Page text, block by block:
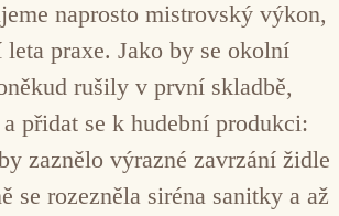
naprosto mistrovský výkon,
praxe. Jako by se okolní
rušily v první skladbě,
přidat se k hudební produkci:
zaznělo výrazné zavrzání židle
se rozezněla siréna sanitky a až